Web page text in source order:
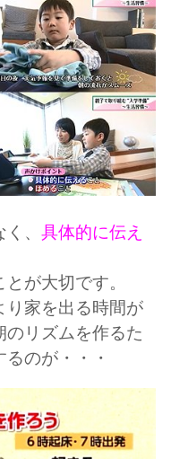
、 具体的に伝え
が大切です。
り家を出る時間が
リズムを作るた
のが・・・